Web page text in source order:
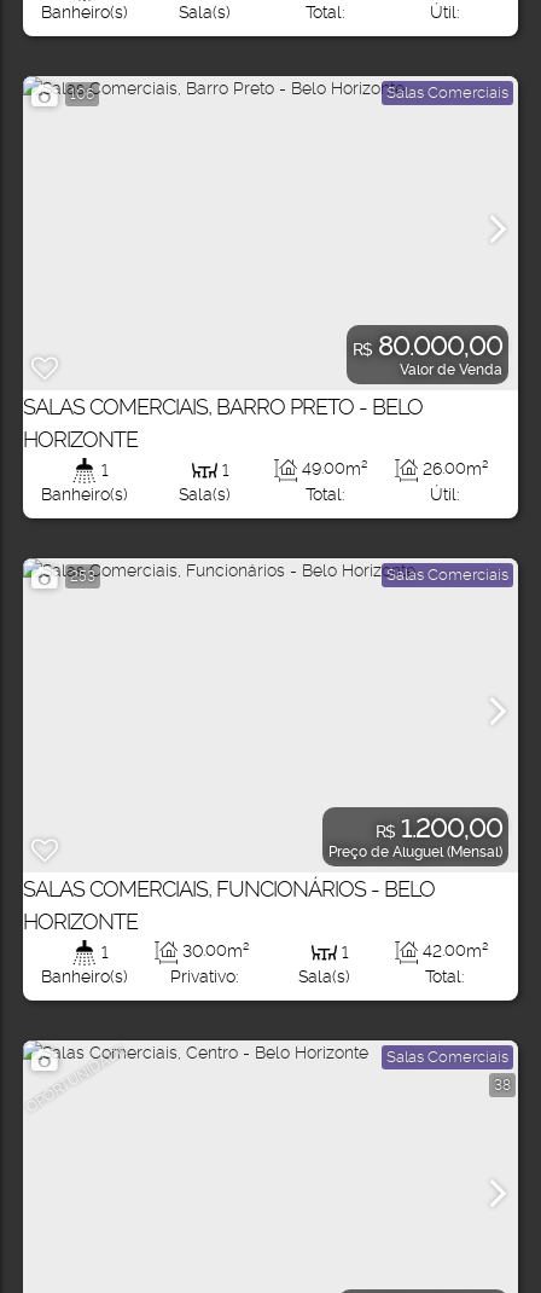
Banheiro(s) Sala(s) Total: Útil:
106 Salas Comerciais
R$ 80.000,00
Valor de Venda
SALAS COMERCIAIS, BARRO PRETO - BELO
HORIZONTE
1
Banheiro(s)
1
Sala(s)
Total:
49.00m²
Útil:
26.00m²
253 Salas Comerciais
R$ 1.200,00
Preço de Aluguel (Mensal)
SALAS COMERCIAIS, FUNCIONÁRIOS - BELO
HORIZONTE
1
Banheiro(s)
Privativo:
30.00m²
1
Sala(s)
Total:
42.00m²
OPORTUNIDADE 38
Salas Comerciais